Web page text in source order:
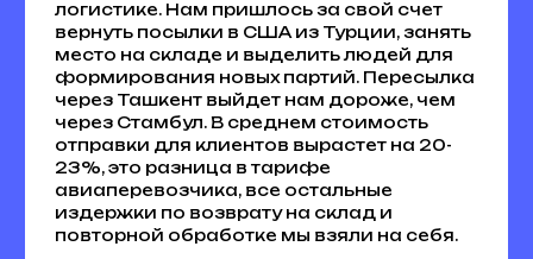
логистике. Нам пришлось за свой счет
вернуть посылки в США из Турции, занять
место на складе и выделить людей для
формирования новых партий. Пересылка
через Ташкент выйдет нам дороже, чем
через Стамбул. В среднем стоимость
отправки для клиентов вырастет на 20-
23%, это разница в тарифе
авиаперевозчика, все остальные
издержки по возврату на склад и
повторной обработке мы взяли на себя.